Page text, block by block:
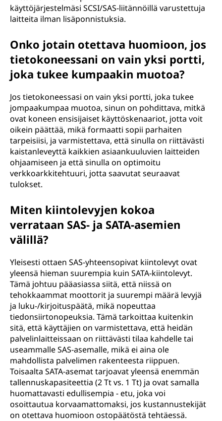
käyttöjärjestelmäsi SCSI/SAS-liitännöillä varustettuja
laitteita ilman lisäponnistuksia.
Onko jotain otettava huomioon, jos
tietokoneessani on vain yksi portti,
joka tukee kumpaakin muotoa?
Jos tietokoneessasi on vain yksi portti, joka tukee
jompaakumpaa muotoa, sinun on pohdittava, mitkä
ovat koneen ensisijaiset käyttöskenaariot, jotta voit
oikein päättää, mikä formaatti sopii parhaiten
tarpeisiisi, ja varmistettava, että sinulla on riittävästi
kaistanleveyttä kaikkien asiaankuuluvien laitteiden
ohjaamiseen ja että sinulla on optimoitu
verkkoarkkitehtuuri, jotta saavutat seuraavat
tulokset.
Miten kiintolevyjen kokoa
verrataan SAS- ja SATA-asemien
välillä?
Yleisesti ottaen SAS-yhteensopivat kiintolevyt ovat
yleensä hieman suurempia kuin SATA-kiintolevyt.
Tämä johtuu pääasiassa siitä, että niissä on
tehokkaammat moottorit ja suurempi määrä levyjä
ja luku-/kirjoituspäätä, mikä nopeuttaa
tiedonsiirtonopeuksia. Tämä tarkoittaa kuitenkin
sitä, että käyttäjien on varmistettava, että heidän
palvelinlaitteissaan on riittävästi tilaa kahdelle tai
useammalle SAS-asemalle, mikä ei aina ole
mahdollista palvelimen rakenteesta riippuen.
Toisaalta SATA-asemat tarjoavat yleensä enemmän
tallennuskapasiteettia (2 Tt vs. 1 Tt) ja ovat samalla
huomattavasti edullisempia - etu, joka voi
osoittautua korvaamattomaksi, jos kustannustekijät
on otettava huomioon ostopäätöstä tehtäessä.